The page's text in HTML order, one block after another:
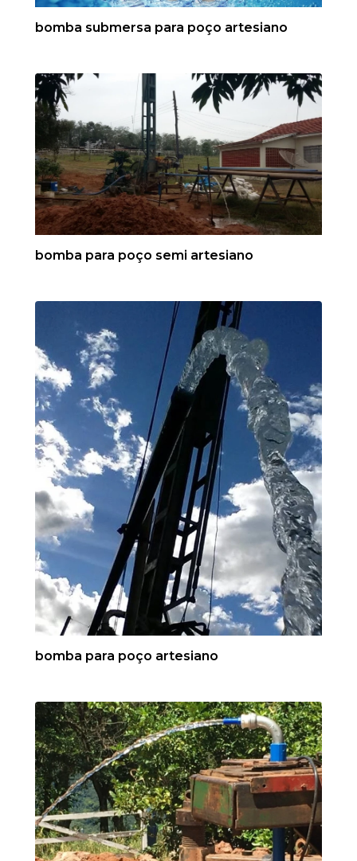
bomba submersa para poço artesiano
bomba para poço semi artesiano
bomba para poço artesiano